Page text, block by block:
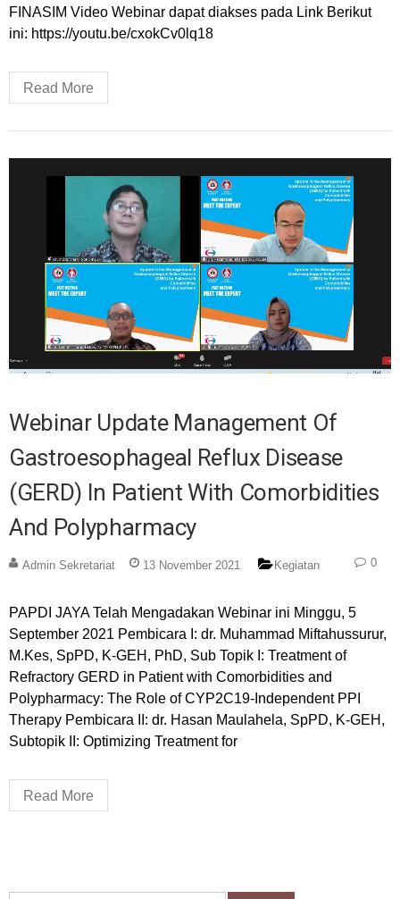
FINASIM Video Webinar dapat diakses pada Link Berikut
ini: https://youtu.be/cxokCv0lq18
Read More
Webinar Update Management Of
Gastroesophageal Reflux Disease
(GERD) In Patient With Comorbidities
And Polypharmacy
Admin Sekretariat 13 November 2021 Kegiatan 0
PAPDI JAYA Telah Mengadakan Webinar ini Minggu, 5
September 2021 Pembicara I: dr. Muhammad Miftahussurur,
M.Kes, SpPD, K-GEH, PhD, Sub Topik I: Treatment of
Refractory GERD in Patient with Comorbidities and
Polypharmacy: The Role of CYP2C19-Independent PPI
Therapy Pembicara II: dr. Hasan Maulahela, SpPD, K-GEH,
Subtopik II: Optimizing Treatment for
Read More